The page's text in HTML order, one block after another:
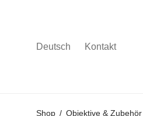
Deutsch Kontakt
Shop / Objektive & Zubehör